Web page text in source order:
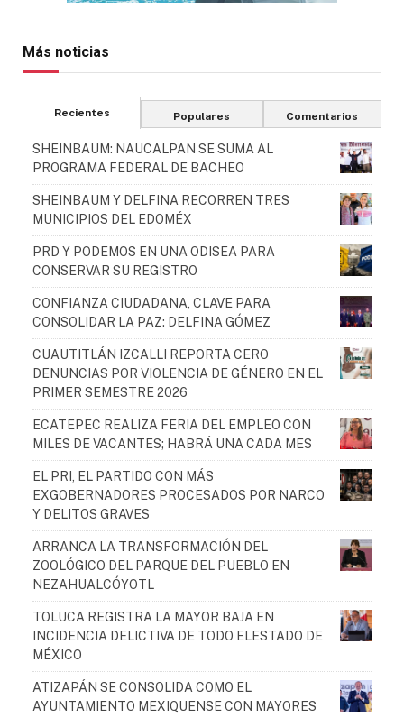
Más noticias
Recientes Populares Comentarios
SHEINBAUM: NAUCALPAN SE SUMA AL
PROGRAMA FEDERAL DE BACHEO
SHEINBAUM Y DELFINA RECORREN TRES
MUNICIPIOS DEL EDOMÉX
PRD Y PODEMOS EN UNA ODISEA PARA
CONSERVAR SU REGISTRO
CONFIANZA CIUDADANA, CLAVE PARA
CONSOLIDAR LA PAZ: DELFINA GÓMEZ
CUAUTITLÁN IZCALLI REPORTA CERO
DENUNCIAS POR VIOLENCIA DE GÉNERO EN EL
PRIMER SEMESTRE 2026
ECATEPEC REALIZA FERIA DEL EMPLEO CON
MILES DE VACANTES; HABRÁ UNA CADA MES
EL PRI, EL PARTIDO CON MÁS
EXGOBERNADORES PROCESADOS POR NARCO
Y DELITOS GRAVES
ARRANCA LA TRANSFORMACIÓN DEL
ZOOLÓGICO DEL PARQUE DEL PUEBLO EN
NEZAHUALCÓYOTL
TOLUCA REGISTRA LA MAYOR BAJA EN
INCIDENCIA DELICTIVA DE TODO ELESTADO DE
MÉXICO
ATIZAPÁN SE CONSOLIDA COMO EL
AYUNTAMIENTO MEXIQUENSE CON MAYORES